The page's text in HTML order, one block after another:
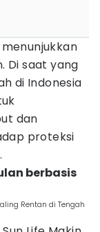
Di saat yang
di Indonesia
dan
proteksi
berbasis
Rentan di Tengah